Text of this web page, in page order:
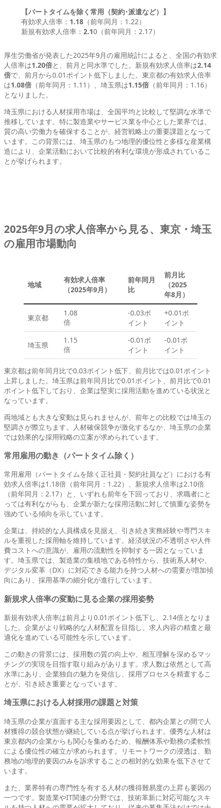
【パートタイムを除く常用（契約･派遣など）】
有効求人倍率： 1.18（前年同月：1.22）
新規有効求人倍率： 2.10（前年同月：2.17）
厚生労働省が発表した2025年9月の雇用統計によると、全国の有効求
人倍率は1.20倍と、前月と同水準でした。新規有効求人倍率は2.14
倍で、前月から0.01ポイント低下しました。東京都の有効求人倍率
は1.08倍 （前年同月：1.11）、埼玉県は1.15倍 （前年同月：1.16）
となりました。
埼玉県における人材採用市場は、全国平均と比較して堅調な水準で
推移しています。特に製造業やサービス業を中心とした業界では、
質の高い労働力を確保することが、経営戦略上の重要課題となって
います。この背景には、埼玉県のもつ地理的優位性と多様な産業構
造により、企業活動において比較的有利な環境が形成されているこ
とが挙げられます。
2025年9月の求人倍率から見る、東京・埼玉
の雇用市場動向
地域
有効求人倍率
（2025年9月）
前年同月
比
前月比
（2025
年8月）
東京都
1.08
倍
-0.03ポ
イント
+0.01ポ
イント
埼玉県
1.15
倍
-0.01ポ
イント
-0.01ポ
イント
東京都は前年同月比で0.03ポイント低下、前月比では0.01ポイント
上昇しました。埼玉県は前年同月比で0.01ポイント、前月比で0.01
ポイント低下しており、企業は堅実に採用活動を進めている状況と
なっています。
両地域とも大きな変動は見られませんが、前年との比較では埼玉の
堅調さが際立ちます。人材確保競争が激化するなか、埼玉県の企業
では効果的な採用戦略の立案が求められています。
常用雇用の動き（パートタイム除く）
常用雇用（パートタイムを除く正社員・契約社員など）における有
効求人倍率は1.18倍（前年同月：1.22）、新規求人倍率は2.10倍
（前年同月：2.17）と、いずれも前年を下回っており、求職者にと
っては有利ながらも、企業が新たな採用活動に対して慎重な姿勢を
強めている傾向を示しています。
企業は、持続的な人員構成を見据え、引き続き実務経験や専門スキ
ルを重視した採用軸を維持しています。経済状況の不透明さや人件
費コストへの意識が、雇用の流動性を抑制する一因となっていま
す。埼玉県では、製造業の集積地である特性から、技術系人材や、
デジタル変革（DX）に対応できる能力を持つ人材への需要が増加傾
向にあり、採用基準の細分化が進行しています。
新規求人倍率の変動に見る企業の採用姿勢
新規有効求人倍率は前月より0.01ポイント低下し、2.14倍となりま
した。企業がより戦略的な人材配置を目指し、求人内容の精査と最
適化を進めている可能性を示しています。
この動きの背景には、採用数の質の向上や、相互理解を深めるマッ
チングの実現を目指す取り組みがあります。求人数は依然として高
水準にあり、企業独自の魅力を発信し、採用プロセスを精査するこ
とが、引き続き重要となっています。
埼玉県における人材採用の課題と対策
埼玉県の企業が直面する主な採用要因として、都内企業との間で人
材獲得の競合状態が継続している点が挙げられます。優秀な人材は
東京都内の企業からも関心を集めるため、報酬体系や勤務の柔軟性
による優位性の確立が求められます。リモートワークの浸透は、勤
務地の地理的要因のみを訴求することの相対的な効果を低下させて
います。
また、業界特有の専門性を有する人材の獲得難易度の上昇も要因の
一つです。製造業やIT関連の分野では、技術革新に対応可能なスキ